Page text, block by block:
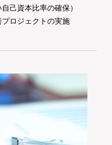
己資本比率の確保）
プロジェクトの実施